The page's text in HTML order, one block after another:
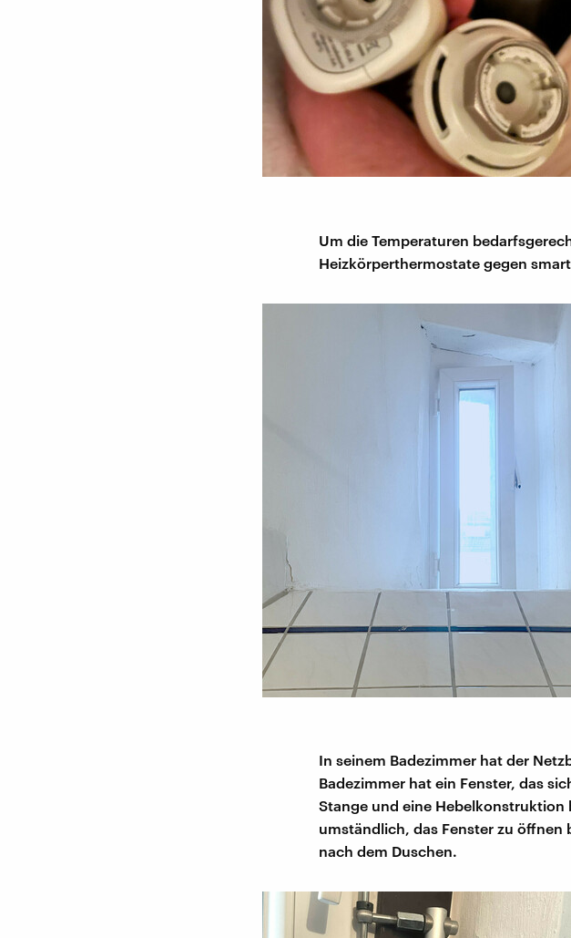
Um die Temperaturen
Heizkörperthermostate gegen
In seinem Badezimmer hat der
Badezimmer hat ein Fenster, das
Stange und eine Hebelkonstruktion
umständlich, das Fenster zu öffnen
nach dem Duschen.